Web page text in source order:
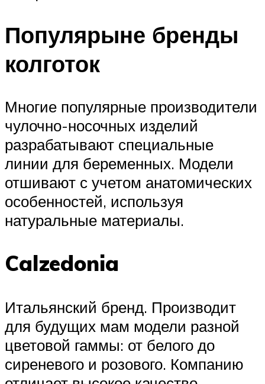
Популярыне бренды
колготок
Многие популярные производители
чулочно-носочных изделий
разрабатывают специальные
линии для беременных. Модели
отшивают с учетом анатомических
особенностей, используя
натуральные материалы.
Calzedonia
Итальянский бренд. Производит
для будущих мам модели разной
цветовой гаммы: от белого до
сиреневого и розового. Компанию